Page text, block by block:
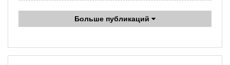
Больше публикаций